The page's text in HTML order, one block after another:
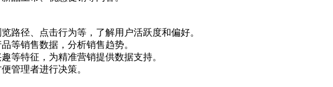
路径、点击行为等，了解用户活跃度和偏好。
等销售数据，分析销售趋势。
等特征，为精准营销提供数据支持。
管理者进行决策。